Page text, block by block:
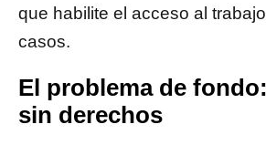
que habilite el acceso al
casos.
El problema de
sin derechos